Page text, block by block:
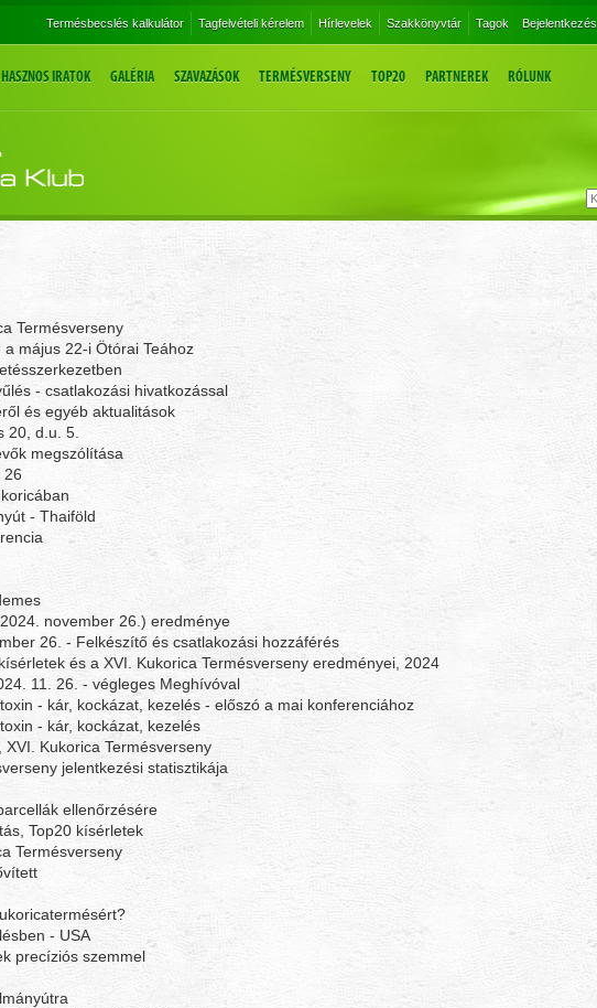
Termésbecslés kalkulátor Tagfelvételi kérelem Hírlevelek Szakkönyvtár Tagok Bejelentkezés
HASZNOS IRATOK GALÉRIA SZAVAZÁSOK TERMÉSVERSENY TOP20 PARTNEREK RÓLUNK
Termésverseny
május 22-i Ötórai Teához
- csatlakozási hivatkozással
és egyéb aktualitások
20, d.u. 5.
megszólítása
26
- Thaiföld
november 26.) eredménye
26. - Felkészítő és csatlakozási hozzáférés
és a XVI. Kukorica Termésverseny eredményei, 2024
11. 26. - végleges Meghívóval
- kár, kockázat, kezelés - előszó a mai konferenciához
- kár, kockázat, kezelés
XVI. Kukorica Termésverseny
jelentkezési statisztikája
ellenőrzésére
Top20 kísérletek
Termésverseny
- USA
precíziós szemmel